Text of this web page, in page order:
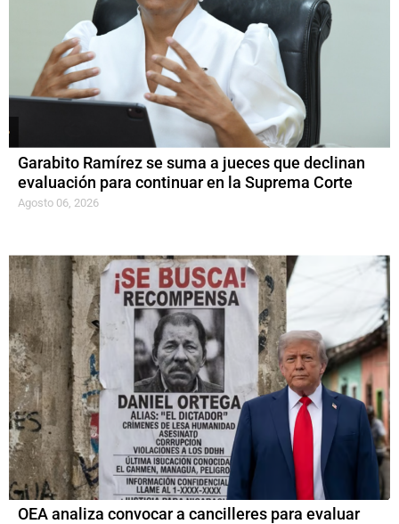
Garabito Ramírez se suma a jueces que declinan
evaluación para continuar en la Suprema Corte
Agosto 06, 2026
OEA analiza convocar a cancilleres para evaluar